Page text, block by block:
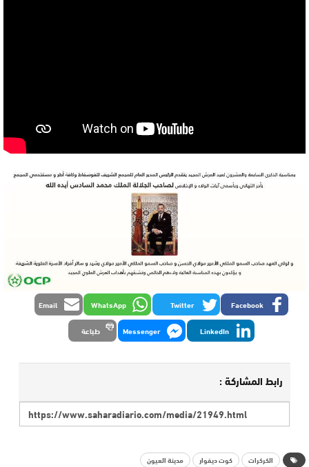
Facebook
Twitter
WhatsApp
Email
LinkedIn
Messenger طباعة
رابط المشاركة :
الكركرات كوت ديفوار مدينة العيون